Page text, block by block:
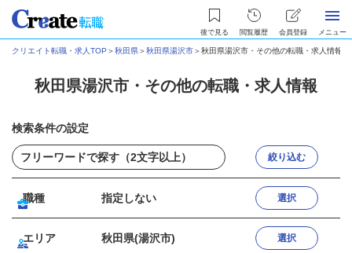
後で見る 閲覧履歴 会員登録 メニュー
クリエイト転職・求人TOP ＞秋田県＞秋田県湯沢市＞秋田県湯沢市・その他の転職・求人情報
秋田県湯沢市・その他の転職・求人情報
検索条件の設定
絞り込む
職種 指定しない 選択
エリア 秋田県(湯沢市) 選択